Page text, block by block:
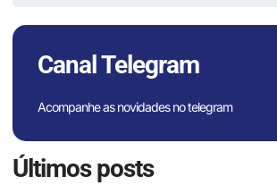
Canal Telegram
Acompanhe as novidades no telegram
Últimos posts